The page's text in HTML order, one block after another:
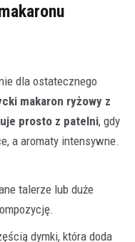
dla ostatecznego
makaron ryżowy z
prosto z patelni, gdy
a aromaty intensywne.
talerze lub duże
dymki, która doda